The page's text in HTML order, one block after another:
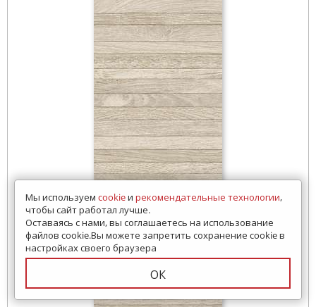
Мы используем cookieи рекомендательные технологии,
чтобы сайт работал лучше.
Оставаясь с нами, вы соглашаетесь на использование
файлов cookie.Вы можете запретить сохранение cookie в
настройках своего браузера
ОК